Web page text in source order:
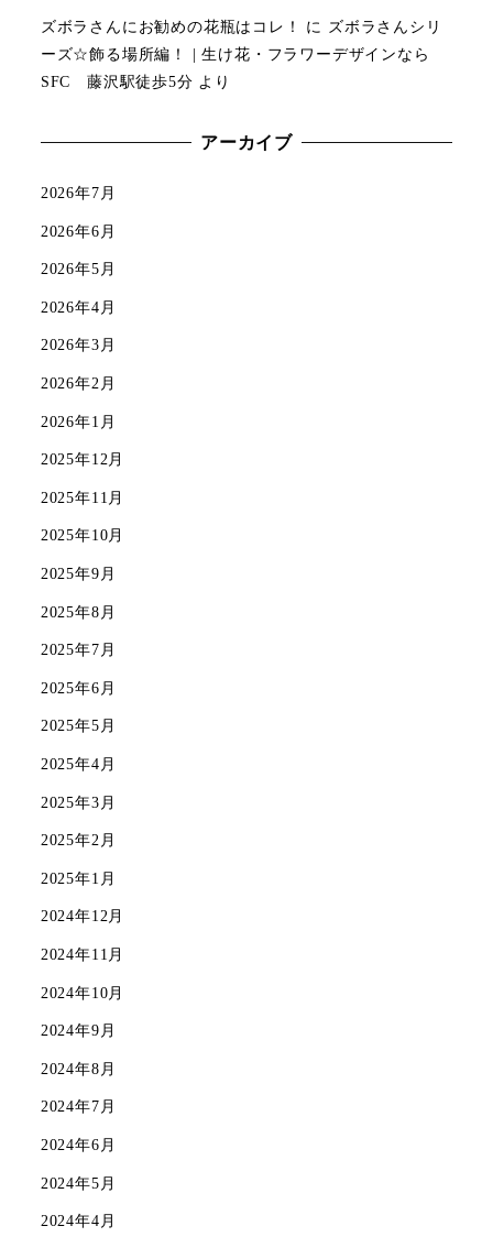
ズボラさんにお勧めの花瓶はコレ！ に
ズボラさんシリ
ーズ☆飾る場所編！ | 生け花・フラワーデザインなら
SFC 藤沢駅徒歩5分 より
アーカイブ
2026年7月
2026年6月
2026年5月
2026年4月
2026年3月
2026年2月
2026年1月
2025年12月
2025年11月
2025年10月
2025年9月
2025年8月
2025年7月
2025年6月
2025年5月
2025年4月
2025年3月
2025年2月
2025年1月
2024年12月
2024年11月
2024年10月
2024年9月
2024年8月
2024年7月
2024年6月
2024年5月
2024年4月